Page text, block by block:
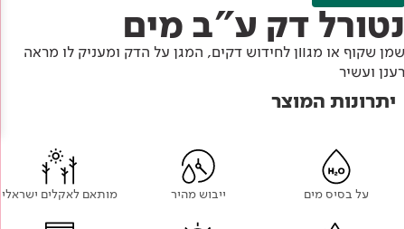
עץ
מתכת
רובה
לכל מוצרי צבע וציפויים
Academy
תוכן מקצועי
אודותינו
מדיניות סביבתית
מדיניות מערכת משולבת ו - ISO
נטורל דק ע"ב מים
שמן שקוף או מגװן לחידוש דקים, המגן על הדק ומעניק לו מראה
רענן ועשיר
יתרונות המוצר
על בסיס מים ייבוש מהיר מותאם לאקלים ישראלי